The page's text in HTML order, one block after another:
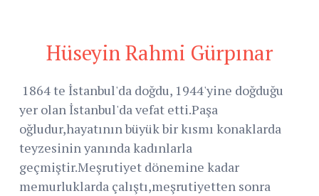
Hüseyin Rahmi Gürpınar
1864 te İstanbul'da doğdu, 1944'yine doğduğu
yer olan İstanbul'da vefat etti.Paşa
oğludur,hayatının büyük bir kısmı konaklarda
teyzesinin yanında kadınlarla
geçmiştir.Meşrutiyet dönemine kadar
memurluklarda çalıştı,meşrutiyetten sonra